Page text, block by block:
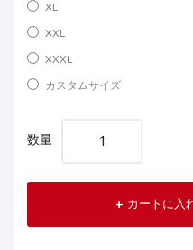
XL
XXL
XXXL
カスタムサイズ
数量
カートに入